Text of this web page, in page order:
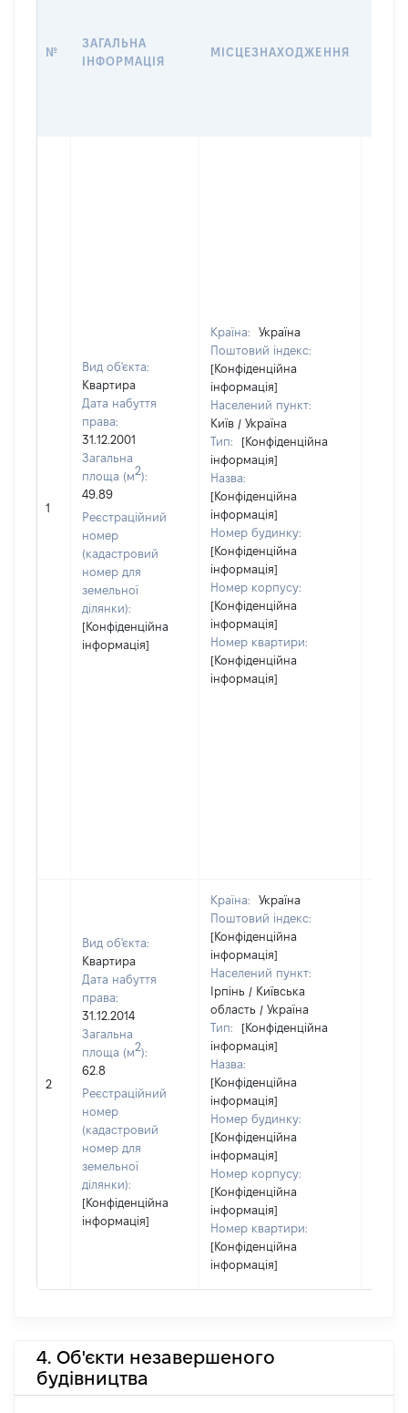
№
ЗАГАЛЬНА
ІНФОРМАЦІЯ
МІСЦЕЗНАХОДЖЕННЯ
1
Вид об'єкта:
Квартира
Дата набуття
права:
31.12.2001
Загальна
площа (м2):
49.89
Реєстраційний
номер
(кадастровий
номер для
земельної
ділянки):
[Конфіденційна
інформація]
Країна:
Україна
Поштовий індекс:
[Конфіденційна
інформація]
Населений пункт:
Київ / Україна
Тип:
[Конфіденційна
інформація]
Назва:
[Конфіденційна
інформація]
Номер будинку:
[Конфіденційна
інформація]
Номер корпусу:
[Конфіденційна
інформація]
Номер квартири:
[Конфіденційна
інформація]
2
Вид об'єкта:
Квартира
Дата набуття
права:
31.12.2014
Загальна
площа (м2):
62.8
Реєстраційний
номер
(кадастровий
номер для
земельної
ділянки):
[Конфіденційна
інформація]
Країна:
Україна
Поштовий індекс:
[Конфіденційна
інформація]
Населений пункт:
Ірпінь / Київська
область / Україна
Тип:
[Конфіденційна
інформація]
Назва:
[Конфіденційна
інформація]
Номер будинку:
[Конфіденційна
інформація]
Номер корпусу:
[Конфіденційна
інформація]
Номер квартири:
[Конфіденційна
інформація]
4. Об'єкти незавершеного
будівництва